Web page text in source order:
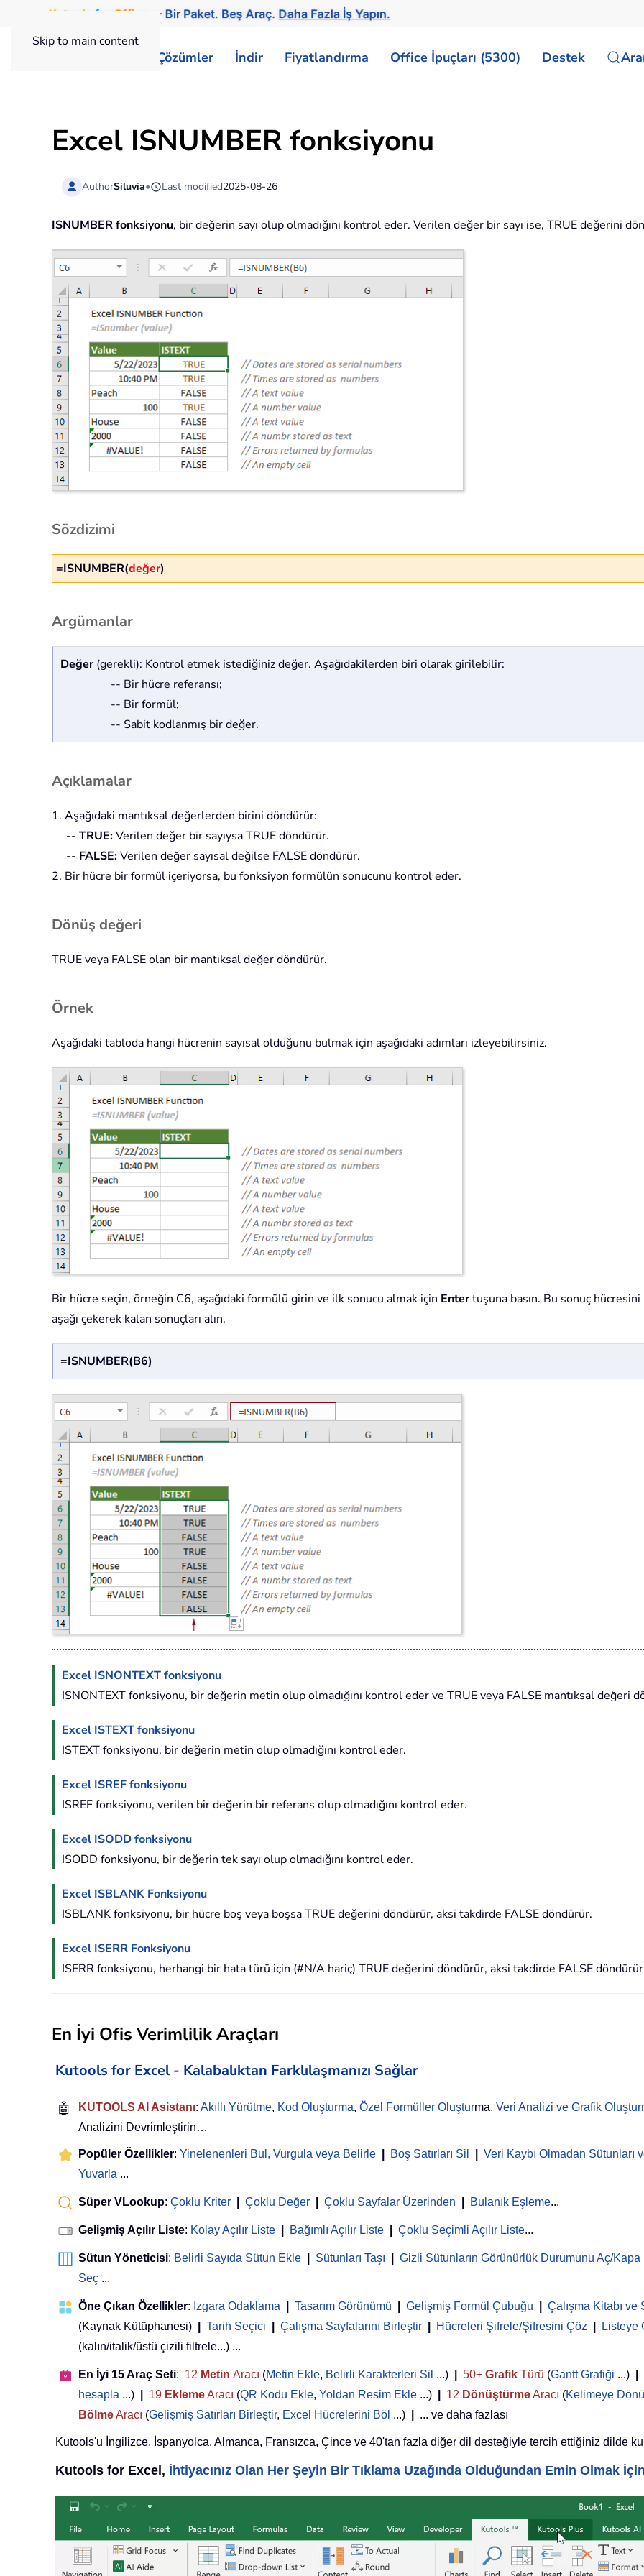
Skip to main content
Kutools for Office — Bir Paket. Beş Araç.Daha Fazla İş Yapın.
Çözümler İndir Fiyatlandırma Office İpuçları (5300) Destek
Excel ISNUMBER fonksiyonu
AuthorSiluvia• Last modified2025-08-26
ISNUMBER fonksiyonu, bir değerin sayı olup olmadığını kontrol eder. Verilen değer bir sayı ise, TRUE değerini
Sözdizimi
=ISNUMBER(değer)
Argümanlar
Değer(gerekli): Kontrol etmek istediğiniz değer. Aşağıdakilerden biri olarak girilebilir:
-- Bir hücre referansı;
-- Bir formül;
-- Sabit kodlanmış bir değer.
Açıklamalar
1. Aşağıdaki mantıksal değerlerden birini döndürür:
-- TRUE:Verilen değer bir sayıysa TRUE döndürür.
-- FALSE:Verilen değer sayısal değilse FALSE döndürür.
2. Bir hücre bir formül içeriyorsa, bu fonksiyon formülün sonucunu kontrol eder.
Dönüş değeri
TRUE veya FALSE olan bir mantıksal değer döndürür.
Örnek
Aşağıdaki tabloda hangi hücrenin sayısal olduğunu bulmak için aşağıdaki adımları izleyebilirsiniz.
Bir hücre seçin, örneğin C6, aşağıdaki formülü girin ve ilk sonucu almak için Entertuşuna basın. Bu sonuç
aşağı çekerek kalan sonuçları alın.
=ISNUMBER(B6)
Excel ISNONTEXT fonksiyonu
ISNONTEXT fonksiyonu, bir değerin metin olup olmadığını kontrol eder ve TRUE veya FALSE mantıksal değeri
Excel ISTEXT fonksiyonu
ISTEXT fonksiyonu, bir değerin metin olup olmadığını kontrol eder.
Excel ISREF fonksiyonu
ISREF fonksiyonu, verilen bir değerin bir referans olup olmadığını kontrol eder.
Excel ISODD fonksiyonu
ISODD fonksiyonu, bir değerin tek sayı olup olmadığını kontrol eder.
Excel ISBLANK Fonksiyonu
ISBLANK fonksiyonu, bir hücre boş veya boşsa TRUE değerini döndürür, aksi takdirde FALSE döndürür.
Excel ISERR Fonksiyonu
ISERR fonksiyonu, herhangi bir hata türü için (#N/A hariç) TRUE değerini döndürür, aksi takdirde FALSE
En İyi Ofis Verimlilik Araçları
Kutools for Excel - Kalabalıktan Farklılaşmanızı Sağlar
🤖 KUTOOLS AI Asistanı: Akıllı Yürütme, Kod Oluşturma, Özel Formüller Oluşturma, Veri Analizi ve Grafik
Analizini Devrimleştirin…
Popüler Özellikler: Yinelenenleri Bul, Vurgula veya Belirle Boş Satırları Sil Veri Kaybı Olmadan Sütunları
Yuvarla ...
Süper VLookup: Çoklu Kriter Çoklu Değer Çoklu Sayfalar Üzerinden Bulanık Eşleme...
Gelişmiş Açılır Liste: Kolay Açılır Liste Bağımlı Açılır Liste Çoklu Seçimli Açılır Liste...
Sütun Yöneticisi: Belirli Sayıda Sütun Ekle Sütunları Taşı Gizli Sütunların Görünürlük Durumunu Aç/Kapa
Seç ...
Öne Çıkan Özellikler: Izgara Odaklama Tasarım Görünümü Gelişmiş Formül Çubuğu Çalışma Kitabı
(Kaynak Kütüphanesi)
Tarih Seçici Çalışma Sayfalarını Birleştir Hücreleri Şifrele/Şifresini Çöz Listeye
(kalın/italik/üstü çizili filtrele...) ...
En İyi 15 Araç Seti: 12 Metin Aracı (Metin Ekle, Belirli Karakterleri Sil ...) 50+ Grafik Türü (Gantt Grafiği ...)
hesapla ...) 19 EklemeAracı (QR Kodu Ekle, Yoldan Resim Ekle ...) 12 DönüştürmeAracı (Kelimeye
BölmeAracı (Gelişmiş Satırları Birleştir, Excel Hücrelerini Böl ...) ... ve daha fazlası
Kutools'u İngilizce, İspanyolca, Almanca, Fransızca, Çince ve 40'tan fazla diğer dil desteğiyle tercih ettiğiniz dilde
Kutools for Excel, İhtiyacınız Olan Her Şeyin Bir Tıklama Uzağında Olduğundan Emin Olmak İçin